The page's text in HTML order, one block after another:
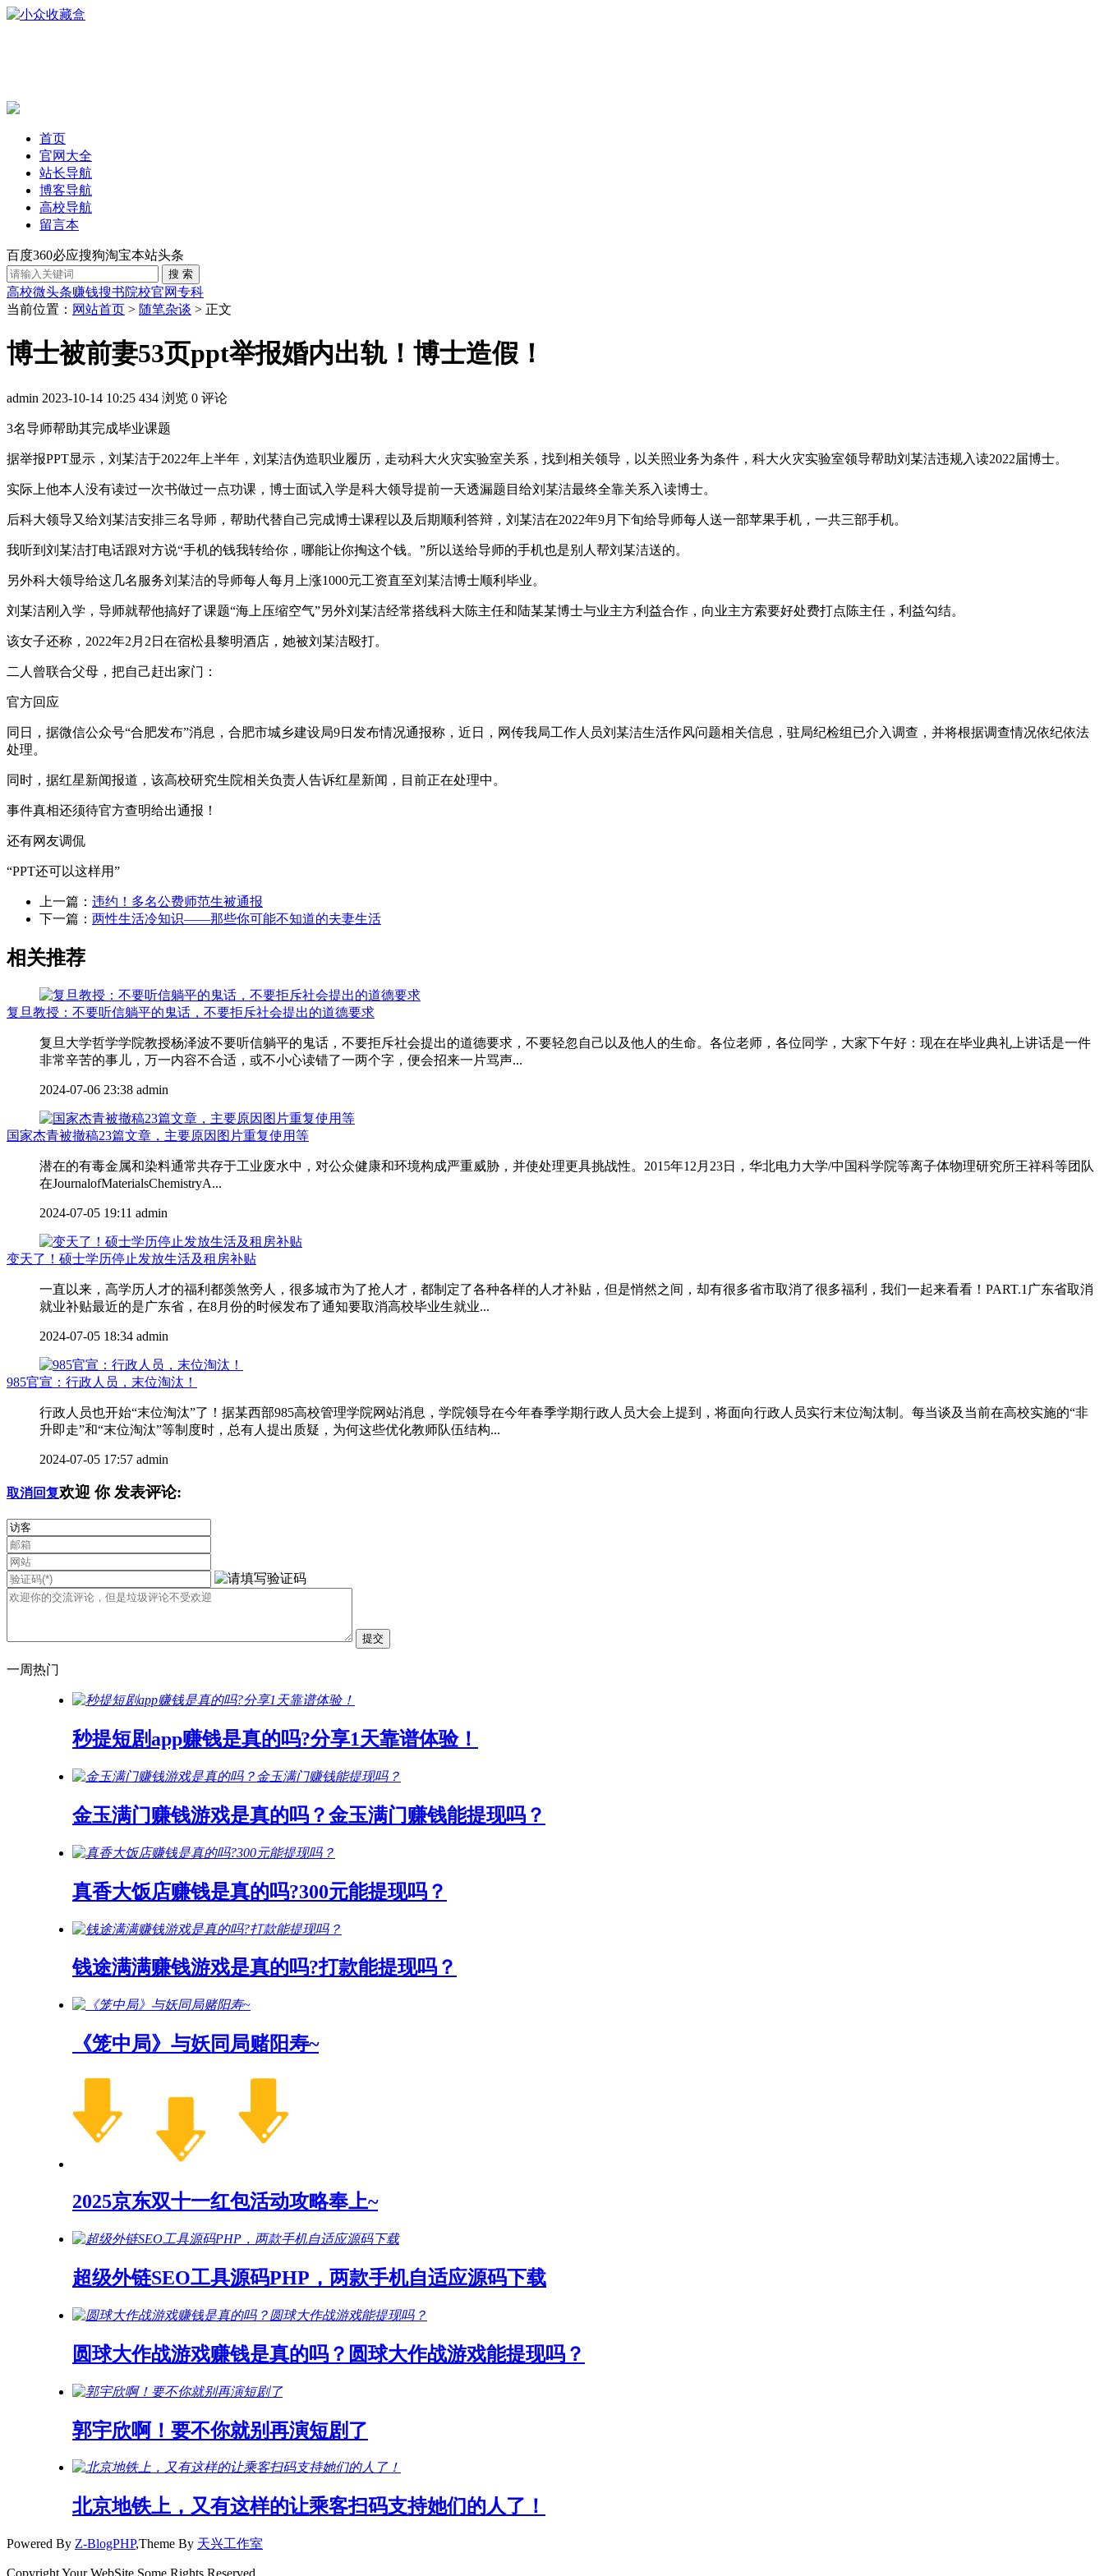
首页
官网大全
站长导航
博客导航
高校导航
留言本
百度360必应搜狗淘宝本站头条
高校微头条赚钱搜书院校官网专科
当前位置： 网站首页 > 随笔杂谈 > 正文
博士被前妻53页ppt举报婚内出轨！博士造假！
admin 2023-10-14 10:25 434 浏览 0 评论
3名导师帮助其完成毕业课题
据举报PPT显示，刘某洁于2022年上半年，刘某洁伪造职业履历，走动科大火灾实验室关系，找到相关领导，以关照业务为条件，科大火灾实验室领导帮助刘某洁违规入读2022届博士。
实际上他本人没有读过一次书做过一点功课，博士面试入学是科大领导提前一天透漏题目给刘某洁最终全靠关系入读博士。
后科大领导又给刘某洁安排三名导师，帮助代替自己完成博士课程以及后期顺利答辩，刘某洁在2022年9月下旬给导师每人送一部苹果手机，一共三部手机。
我听到刘某洁打电话跟对方说“手机的钱我转给你，哪能让你掏这个钱。”所以送给导师的手机也是别人帮刘某洁送的。
另外科大领导给这几名服务刘某洁的导师每人每月上涨1000元工资直至刘某洁博士顺利毕业。
刘某洁刚入学，导师就帮他搞好了课题“海上压缩空气”另外刘某洁经常搭线科大陈主任和陆某某博士与业主方利益合作，向业主方索要好处费打点陈主任，利益勾结。
该女子还称，2022年2月2日在宿松县黎明酒店，她被刘某洁殴打。
二人曾联合父母，把自己赶出家门：
官方回应
同日，据微信公众号“合肥发布”消息，合肥市城乡建设局9日发布情况通报称，近日，网传我局工作人员刘某洁生活作风问题相关信息，驻局纪检组已介入调查，并将根据调查情况依纪依法
处理。
同时，据红星新闻报道，该高校研究生院相关负责人告诉红星新闻，目前正在处理中。
事件真相还须待官方查明给出通报！
还有网友调侃
“PPT还可以这样用”
上一篇： 违约！多名公费师范生被通报
下一篇： 两性生活冷知识——那些你可能不知道的夫妻生活
相关推荐
复旦教授：不要听信躺平的鬼话，不要拒斥社会提出的道德要求
复旦大学哲学学院教授杨泽波不要听信躺平的鬼话，不要拒斥社会提出的道德要求，不要轻忽自己以及他人的生命。各位老师，各位同学，大家下午好：现在在毕业典礼上讲话是一件
非常辛苦的事儿，万一内容不合适，或不小心读错了一两个字，便会招来一片骂声...
2024-07-06 23:38 admin
国家杰青被撤稿23篇文章，主要原因图片重复使用等
潜在的有毒金属和染料通常共存于工业废水中，对公众健康和环境构成严重威胁，并使处理更具挑战性。2015年12月23日，华北电力大学/中国科学院等离子体物理研究所王祥科等团队
在JournalofMaterialsChemistryA...
2024-07-05 19:11 admin
变天了！硕士学历停止发放生活及租房补贴
一直以来，高学历人才的福利都羡煞旁人，很多城市为了抢人才，都制定了各种各样的人才补贴，但是悄然之间，却有很多省市取消了很多福利，我们一起来看看！PART.1广东省取消
就业补贴最近的是广东省，在8月份的时候发布了通知要取消高校毕业生就业...
2024-07-05 18:34 admin
985官宣：行政人员，末位淘汰！
行政人员也开始“末位淘汰”了！据某西部985高校管理学院网站消息，学院领导在今年春季学期行政人员大会上提到，将面向行政人员实行末位淘汰制。每当谈及当前在高校实施的“非
升即走”和“末位淘汰”等制度时，总有人提出质疑，为何这些优化教师队伍结构...
2024-07-05 17:57 admin
取消回复欢迎 你发表评论:
一周热门
秒提短剧app赚钱是真的吗?分享1天靠谱体验！
金玉满门赚钱游戏是真的吗？金玉满门赚钱能提现吗？
真香大饭店赚钱是真的吗?300元能提现吗？
钱途满满赚钱游戏是真的吗?打款能提现吗？
《笼中局》与妖同局赌阳寿~
2025京东双十一红包活动攻略奉上~
超级外链SEO工具源码PHP，两款手机自适应源码下载
圆球大作战游戏赚钱是真的吗？圆球大作战游戏能提现吗？
郭宇欣啊！要不你就别再演短剧了
北京地铁上，又有这样的让乘客扫码支持她们的人了！
Powered By Z-BlogPHP,Theme By 天兴工作室